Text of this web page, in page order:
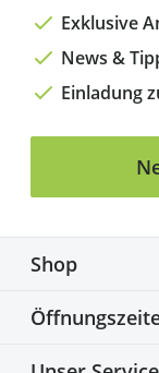
Exklusive
News &
Einladung
Shop
Biketime GmbH
Alter Flughafen